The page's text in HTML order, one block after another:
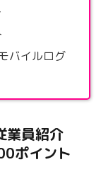
バイルログ
業員紹介
ポイント